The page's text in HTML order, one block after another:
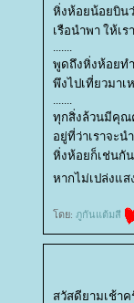
หิ่งห้อยน้อยบินว่
เรือนำพา ให้เร
พูดถึงหิ่งห้อยทำ
พึงไปเที่ยวมาเ
ทุกสิ่งล้วนมีคุณค่
อยู่ที่ว่าเราจะน
หิ่งห้อยก็เช่นกัน
หากไม่เปล่งแส
ดย: ภูกันแต้มสี
สวัสดียามเช้า